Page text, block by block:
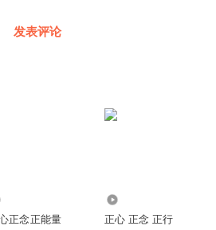
发表评论
正念正能量 正心 正念 正行